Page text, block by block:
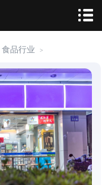
食品行业 >